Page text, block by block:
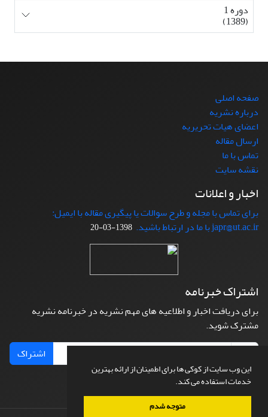
این وب سایت از کوکی ها برای اطمینان از ارائه بهترین
خدمات استفاده می کند.
متوجه شدم
دوره 1
(1389)
صفحه اصلی
درباره نشریه
اعضای هیات تحریریه
ارسال مقاله
تماس با ما
نقشه سایت
اخبار و اعلانات
برای تماس با مجله و طرح سوالات یا پیگیری مقاله با ایمیل:
japr@ut.ac.ir با ما در ارتباط باشید.
1398-03-20
اشتراک خبرنامه
برای دریافت اخبار و اطلاعیه های مهم نشریه در خبرنامه نشریه
مشترک شوید.
اشتراک